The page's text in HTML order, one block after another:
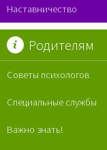
Наставничество
Родителям
Советы психологов
Специальные службы
Важно знать!